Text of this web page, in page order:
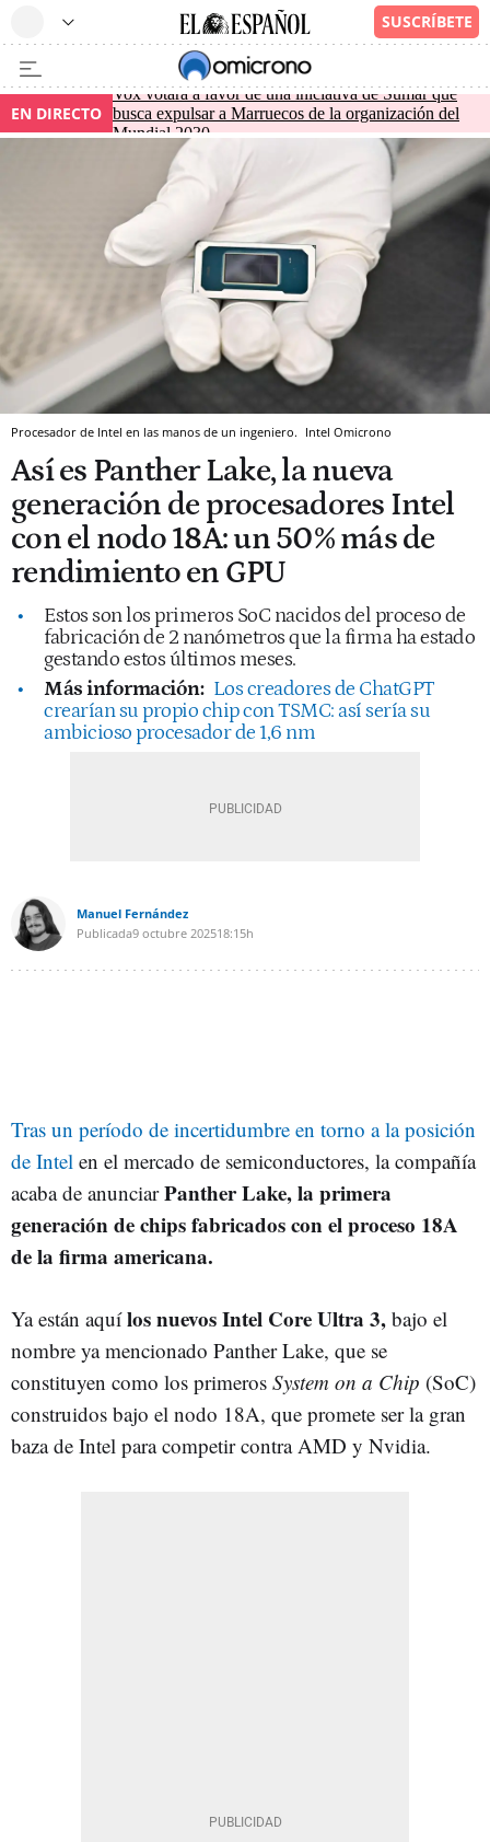
EN DIRECTO
Vox votará a favor de una iniciativa de Sumar que
busca expulsar a Marruecos de la organización del
Mundial 2030
Procesador de Intel en las manos de un ingeniero. Intel Omicrono
Así es Panther Lake, la nueva
generación de procesadores Intel
con el nodo 18A: un 50% más de
rendimiento en GPU
Estos son los primeros SoC nacidos del proceso de
fabricación de 2 nanómetros que la firma ha estado
gestando estos últimos meses.
Más información: Los creadores de ChatGPT
crearían su propio chip con TSMC: así sería su
ambicioso procesador de 1,6 nm
Manuel Fernández
Publicada9 octubre 202518:15h
Tras un período de incertidumbre en torno a la posición
de Intel en el mercado de semiconductores, la compañía
acaba de anunciarPanther Lake, la primera
generación de chips fabricados con el proceso 18A
de la firma americana.
Ya están aquílos nuevos Intel Core Ultra 3, bajo el
nombre ya mencionado Panther Lake, que se
constituyen como los primeros System on a Chip (SoC)
construidos bajo el nodo 18A, que promete ser la gran
baza de Intel para competir contra AMD y Nvidia.